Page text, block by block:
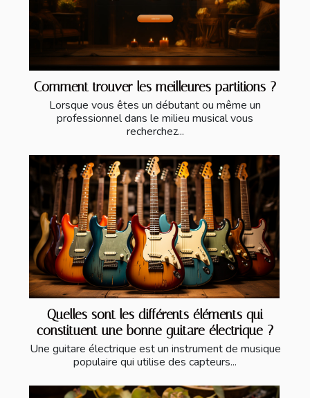
Comment trouver les meilleures partitions ?
Lorsque vous êtes un débutant ou même un
professionnel dans le milieu musical vous
recherchez...
Quelles sont les différents éléments qui
constituent une bonne guitare électrique ?
Une guitare électrique est un instrument de musique
populaire qui utilise des capteurs...